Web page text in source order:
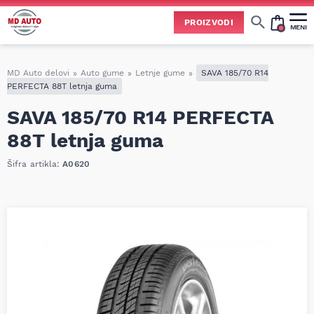
PROIZVODI MENI
MD Auto delovi » Auto gume » Letnje gume »
SAVA 185/70 R14
PERFECTA 88T letnja guma
SAVA 185/70 R14 PERFECTA
88T letnja guma
Šifra artikla:A0620